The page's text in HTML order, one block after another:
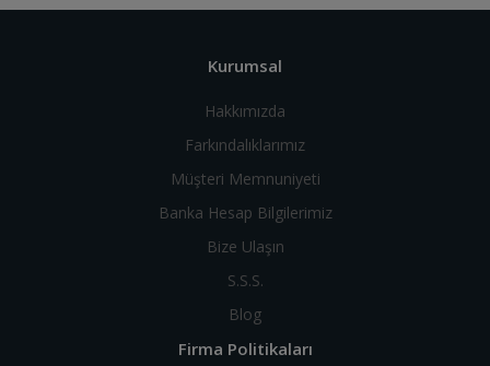
Kurumsal
Hakkımızda
Farkındalıklarımız
Müşteri Memnuniyeti
Banka Hesap Bilgilerimiz
Bize Ulaşın
S.S.S.
Blog
Firma Politikaları